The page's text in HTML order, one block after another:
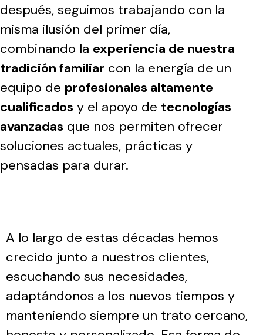
después, seguimos trabajando con la
misma ilusión del primer día,
combinando la experiencia de nuestra
tradición familiar con la energía de un
equipo de profesionales altamente
cualificados y el apoyo de tecnologías
avanzadas que nos permiten ofrecer
soluciones actuales, prácticas y
pensadas para durar.
A lo largo de estas décadas hemos
crecido junto a nuestros clientes,
escuchando sus necesidades,
adaptándonos a los nuevos tiempos y
manteniendo siempre un trato cercano,